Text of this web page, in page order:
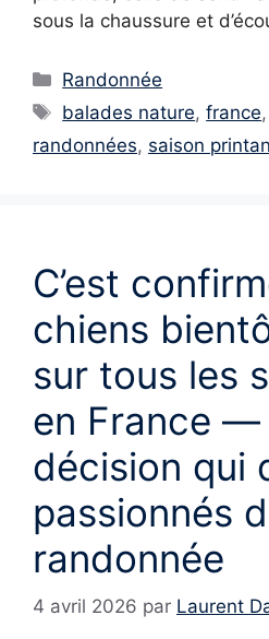
sous la chaussure et
Catégories
Randonnée
Étiquettes
balades nature,france,
randonnées, saison
C’est
chiens
sur tous les
en France —
décision qui
passionnés
randonnée
4 avril 2026 par Laurent